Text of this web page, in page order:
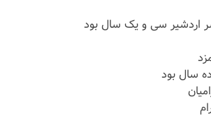
اردشیر سی و یک سال بود
سال بود